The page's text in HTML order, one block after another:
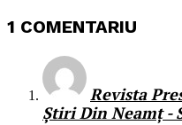
1 COMENTARIU
Revista
Știri Din Neamț -